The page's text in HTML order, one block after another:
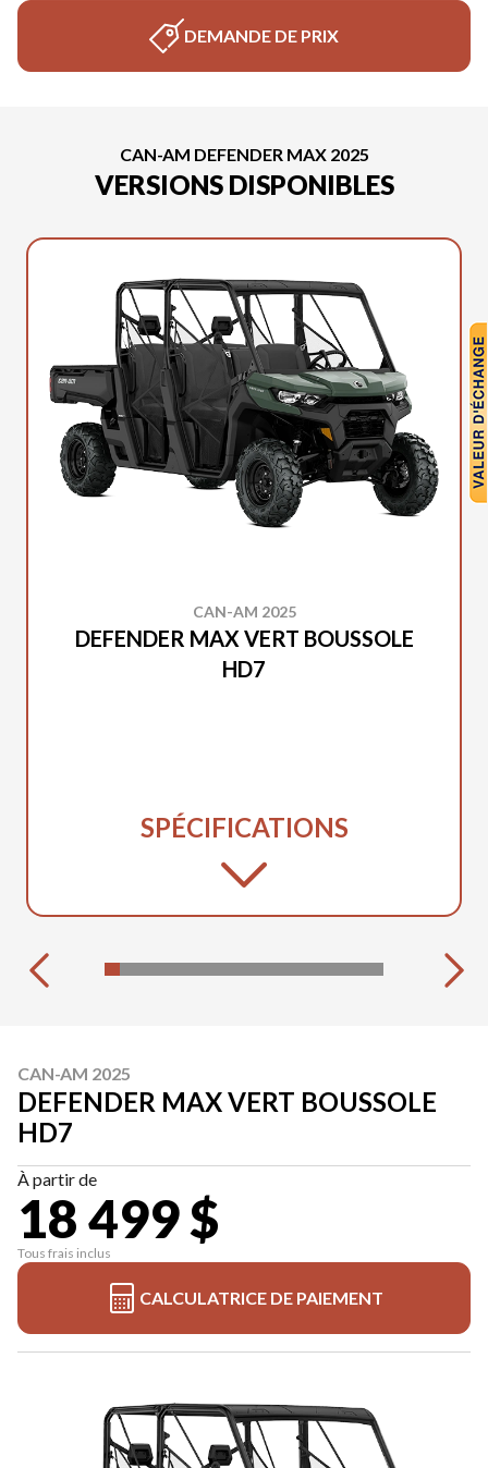
DEMANDE DE PRIX
CAN-AM DEFENDER MAX 2025
VERSIONS DISPONIBLES
CAN-AM 2025
DEFENDER MAX VERT BOUSSOLE
HD7
SPÉCIFICATIONS
CAN-AM 2025
DEFENDER MAX VERT BOUSSOLE
HD7
À partir de
18 499 $
Tous frais inclus
CALCULATRICE DE PAIEMENT